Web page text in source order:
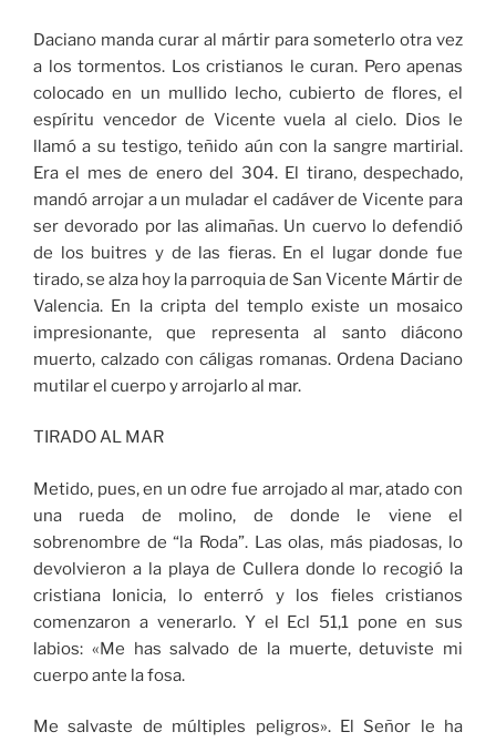
Daciano manda curar al mártir para someterlo otra vez
a los tormentos. Los cristianos le curan. Pero apenas
colocado en un mullido lecho, cubierto de flores, el
espíritu vencedor de Vicente vuela al cielo. Dios le
llamó a su testigo, teñido aún con la sangre martirial.
Era el mes de enero del 304. El tirano, despechado,
mandó arrojar a un muladar el cadáver de Vicente para
ser devorado por las alimañas. Un cuervo lo defendió
de los buitres y de las fieras. En el lugar donde fue
tirado, se alza hoy la parroquia de San Vicente Mártir de
Valencia. En la cripta del templo existe un mosaico
impresionante, que representa al santo diácono
muerto, calzado con cáligas romanas. Ordena Daciano
mutilar el cuerpo y arrojarlo al mar.
TIRADO AL MAR
Metido, pues, en un odre fue arrojado al mar, atado con
una rueda de molino, de donde le viene el
sobrenombre de “la Roda”. Las olas, más piadosas, lo
devolvieron a la playa de Cullera donde lo recogió la
cristiana Ionicia, lo enterró y los fieles cristianos
comenzaron a venerarlo. Y el Ecl 51,1 pone en sus
labios: «Me has salvado de la muerte, detuviste mi
cuerpo ante la fosa.
Me salvaste de múltiples peligros». El Señor le ha